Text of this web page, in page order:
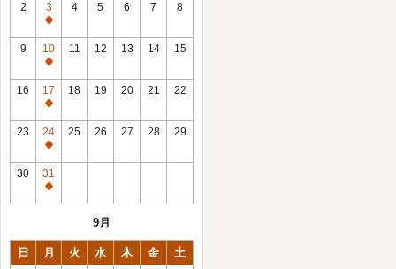
2
3
休
館
日
4 5 6 7 8
9
10
休
館
日
11 12 13 14 15
16
17
休
館
日
18 19 20 21 22
23
24
休
館
日
25 26 27 28 29
30
31
休
9月
日 月 火 水 木 金 土